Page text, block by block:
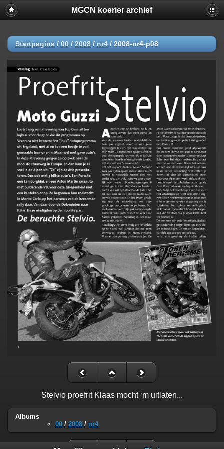
MGCN koerier archief
Startpagina / 00 / 2008 / nr4 / 2008-nr4-p08
Stelvio proefrit Klaas mocht ‘m uitlaten...
Albums
00 / 2008 / nr4